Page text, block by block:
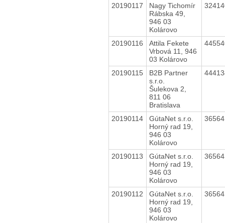
20190117
Nagy Tichomír
Rábska 49,
946 03
Kolárovo
20190116
Attila Fekete
Vrbová 11, 946
03 Kolárovo
20190115
B2B Partner
s.r.o.
Šulekova 2,
811 06
Bratislava
20190114
GútaNet s.r.o.
Horný rad 19,
946 03
Kolárovo
20190113
GútaNet s.r.o.
Horný rad 19,
946 03
Kolárovo
20190112
GútaNet s.r.o.
Horný rad 19,
946 03
Kolárovo